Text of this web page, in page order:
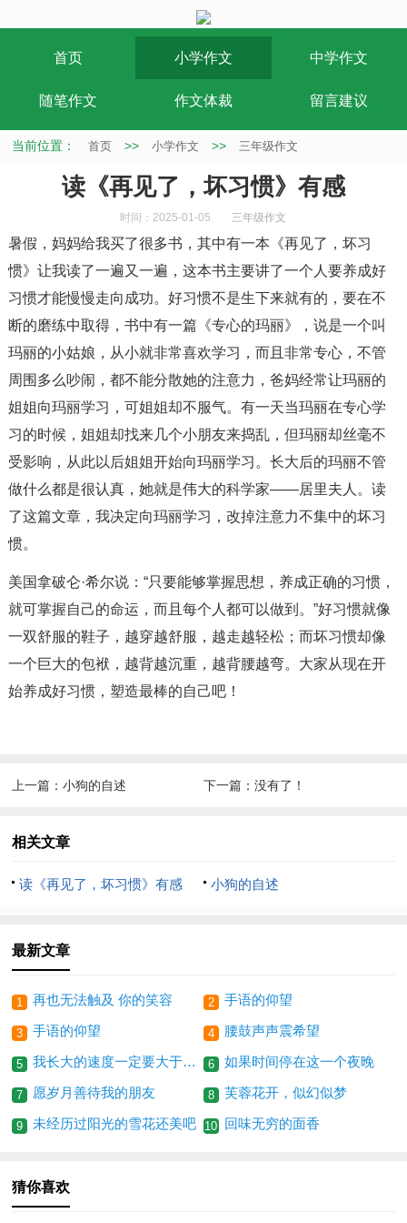
首页 小学作文 中学作文
随笔作文 作文体裁 留言建议
当前位置： 首页 >> 小学作文 >> 三年级作文
读《再见了，坏习惯》有感
时间：2025-01-05 三年级作文
暑假，妈妈给我买了很多书，其中有一本《再见了，坏习
惯》让我读了一遍又一遍，这本书主要讲了一个人要养成好
习惯才能慢慢走向成功。好习惯不是生下来就有的，要在不
断的磨练中取得，书中有一篇《专心的玛丽》，说是一个叫
玛丽的小姑娘，从小就非常喜欢学习，而且非常专心，不管
周围多么吵闹，都不能分散她的注意力，爸妈经常让玛丽的
姐姐向玛丽学习，可姐姐却不服气。有一天当玛丽在专心学
习的时候，姐姐却找来几个小朋友来捣乱，但玛丽却丝毫不
受影响，从此以后姐姐开始向玛丽学习。长大后的玛丽不管
做什么都是很认真，她就是伟大的科学家——居里夫人。读
了这篇文章，我决定向玛丽学习，改掉注意力不集中的坏习
惯。
美国拿破仑·希尔说：“只要能够掌握思想，养成正确的习惯，
就可掌握自己的命运，而且每个人都可以做到。”好习惯就像
一双舒服的鞋子，越穿越舒服，越走越轻松；而坏习惯却像
一个巨大的包袱，越背越沉重，越背腰越弯。大家从现在开
始养成好习惯，塑造最棒的自己吧！
上一篇：小狗的自述 下一篇：没有了！
相关文章
读《再见了，坏习惯》有感 小狗的自述
最新文章
1 再也无法触及 你的笑容 2 手语的仰望
3 手语的仰望 4 腰鼓声声震希望
5 我长大的速度一定要大于他老去的速度 6 如果时间停在这一个夜晚
7 愿岁月善待我的朋友 8 芙蓉花开，似幻似梦
9 未经历过阳光的雪花还美吧 10 回味无穷的面香
猜你喜欢